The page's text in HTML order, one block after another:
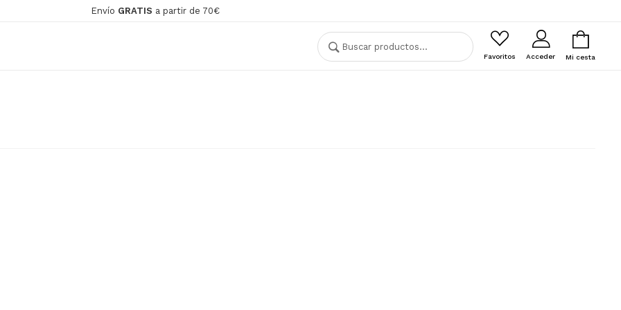
Envío GRATIS a partir de 70€
Buscar
por:
Buscar
Favoritos Acceder Mi cesta